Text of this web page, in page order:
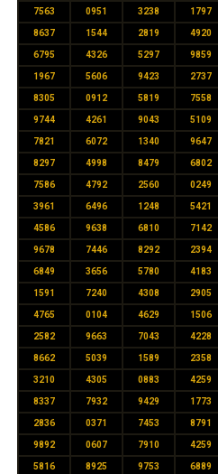
7563 0951 3238 1797
8637 1544 2819 4920
6795 4326 5297 9859
1967 5606 9423 2737
8305 0912 5819 7558
9744 4261 9043 5109
7821 6072 1340 9647
8297 4998 8479 6802
7586 4792 2560 0249
3961 6496 1248 5421
4586 9638 6810 7142
9678 7446 8292 2394
6849 3656 5780 4183
1591 7240 4308 2905
4765 0104 4629 1506
2582 9663 7043 4228
8662 5039 1589 2358
3210 4305 0883 4259
8337 7932 9429 1773
2836 0371 7453 8791
9892 0607 7910 4259
5816 8925 9753 6889